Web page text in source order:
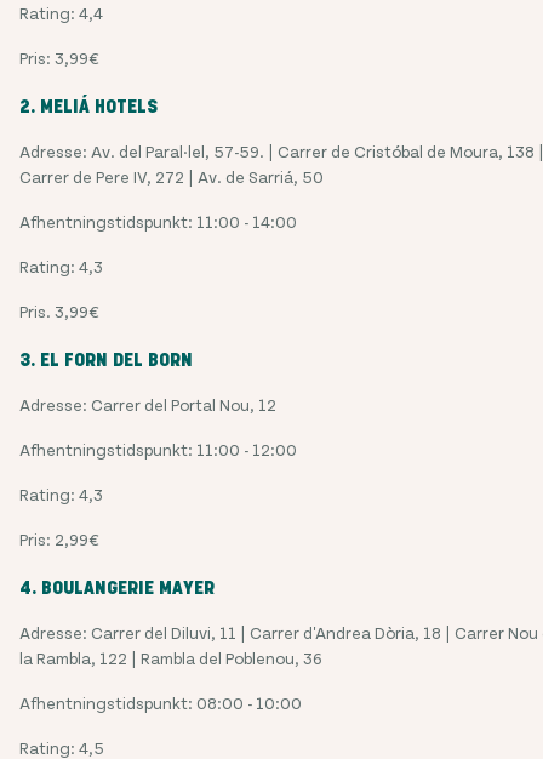
Rating: 4,4
Pris: 3,99€
2. MELIÁ HOTELS
Adresse: Av. del Paral·lel, 57-59. | Carrer de Cristóbal de Moura, 138 |
Carrer de Pere IV, 272 | Av. de Sarriá, 50
Afhentningstidspunkt: 11:00 - 14:00
Rating: 4,3
Pris. 3,99€
3. EL FORN DEL BORN
Adresse: Carrer del Portal Nou, 12
Afhentningstidspunkt: 11:00 - 12:00
Rating: 4,3
Pris: 2,99€
4. BOULANGERIE MAYER
Adresse: Carrer del Diluvi, 11 | Carrer d'Andrea Dòria, 18 | Carrer Nou
la Rambla, 122 | Rambla del Poblenou, 36
Afhentningstidspunkt: 08:00 - 10:00
Rating: 4,5